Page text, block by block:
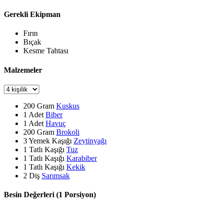
Gerekli Ekipman
Fırın
Bıçak
Kesme Tahtası
Malzemeler
200 Gram Kuskus
1 Adet Biber
1 Adet Havuç
200 Gram Brokoli
3Yemek Kaşığı Zeytinyağı
1 Tatlı Kaşığı Tuz
1 Tatlı Kaşığı Karabiber
1 Tatlı Kaşığı Kekik
2 Diş Sarımsak
Besin Değerleri (1 Porsiyon)